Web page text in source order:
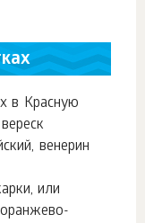
в Красную
венерин
или
оранжево-